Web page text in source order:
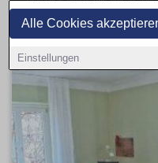
Alle Cookies
Einstellungen